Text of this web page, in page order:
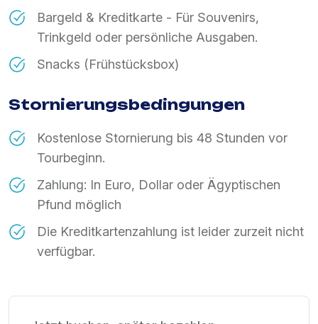
Bargeld & Kreditkarte - Für Souvenirs,
Trinkgeld oder persönliche Ausgaben.
Snacks (Frühstücksbox)
Stornierungsbedingungen
Kostenlose Stornierung bis 48 Stunden vor
Tourbeginn.
Zahlung: In Euro, Dollar oder Ägyptischen
Pfund möglich
Die Kreditkartenzahlung ist leider zurzeit nicht
verfügbar.